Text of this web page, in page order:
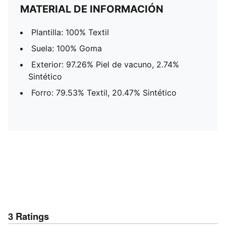
MATERIAL DE INFORMACIÓN
Plantilla: 100% Textil
Suela: 100% Goma
Exterior: 97.26% Piel de vacuno, 2.74%
Sintético
Forro: 79.53% Textil, 20.47% Sintético
3 Ratings